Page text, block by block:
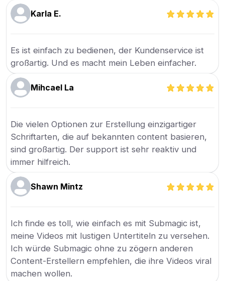
Karla E.
Es ist einfach zu bedienen, der Kundenservice ist
großartig. Und es macht mein Leben einfacher.
Mihcael La
Die vielen Optionen zur Erstellung einzigartiger
Schriftarten, die auf bekannten content basieren,
sind großartig. Der support ist sehr reaktiv und
immer hilfreich.
Shawn Mintz
Ich finde es toll, wie einfach es mit Submagic ist,
meine Videos mit lustigen Untertiteln zu versehen.
Ich würde Submagic ohne zu zögern anderen
Content-Erstellern empfehlen, die ihre Videos viral
machen wollen.